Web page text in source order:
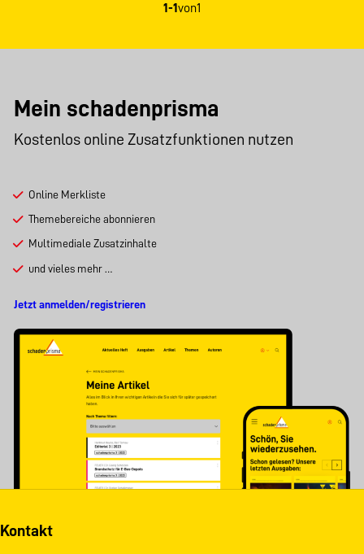
1-1von1
Mein schadenprisma
Kostenlos online Zusatzfunktionen nutzen
Online Merkliste
Themebereiche abonnieren
Multimediale Zusatzinhalte
und vieles mehr …
Jetzt anmelden/registrieren
Kontakt